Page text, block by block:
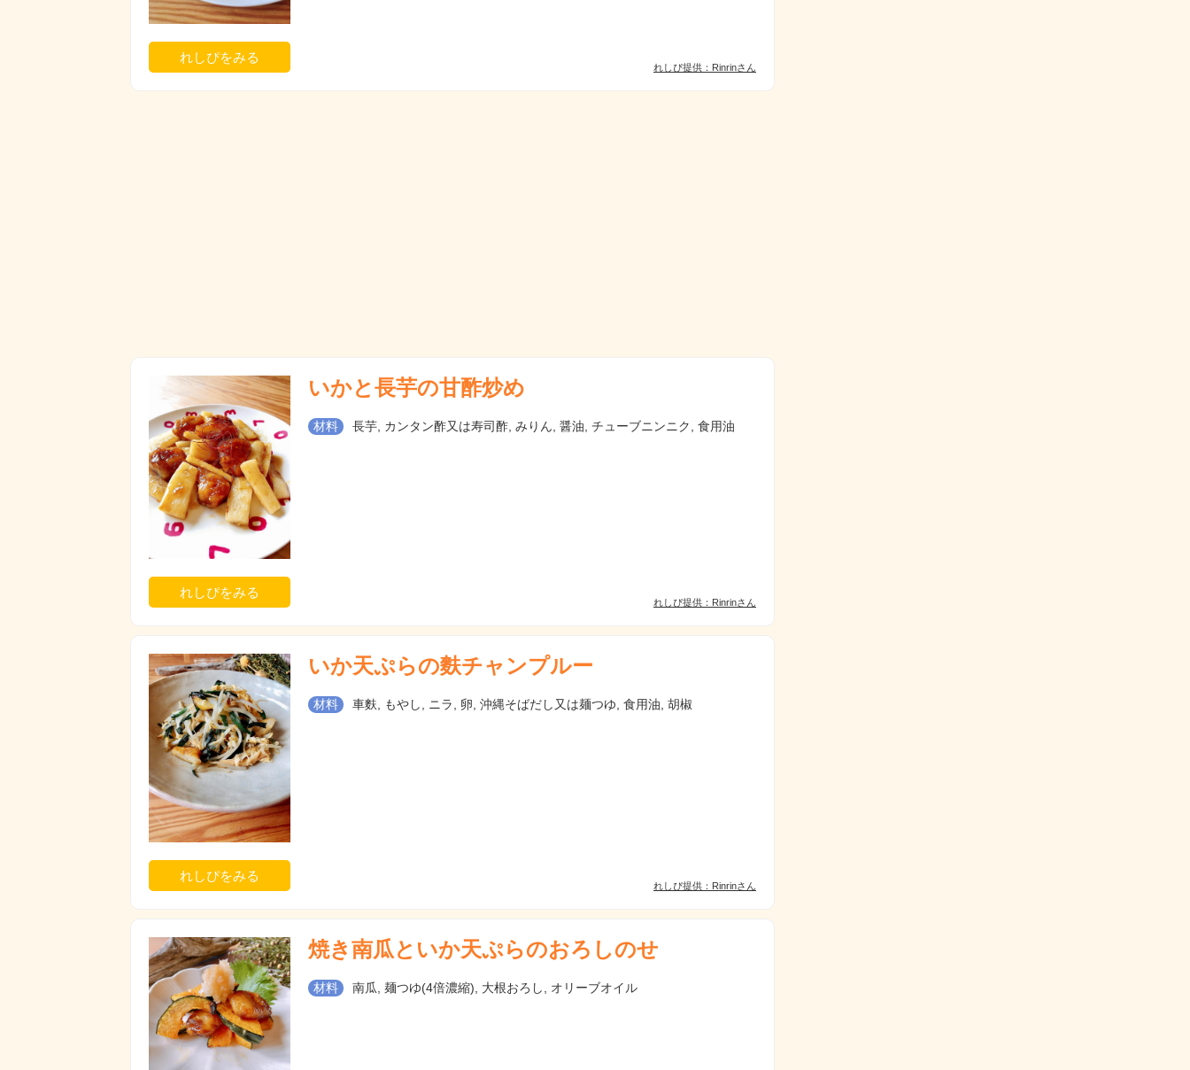
れしぴをみる
れしぴ提供：Rinrinさん
れしぴをみる
いかと長芋の甘酢炒め
材料 長芋, カンタン酢又は寿司酢, みりん, 醤油, チューブニンニク, 食用油
れしぴ提供：Rinrinさん
れしぴをみる
いか天ぷらの麩チャンプルー
材料 車麩, もやし, ニラ, 卵, 沖縄そばだし又は麺つゆ, 食用油, 胡椒
れしぴ提供：Rinrinさん
焼き南瓜といか天ぷらのおろしのせ
材料 南瓜, 麺つゆ(4倍濃縮), 大根おろし, オリーブオイル